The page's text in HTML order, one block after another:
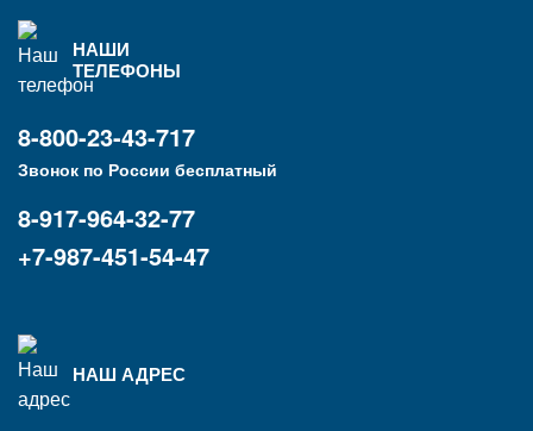
НАШИ
ТЕЛЕФОНЫ
8-800-23-43-717
Звонок по России бесплатный
8-917-964-32-77
+7-987-451-54-47
НАШ АДРЕС